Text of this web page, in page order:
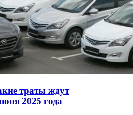
траты ждут
2025 года